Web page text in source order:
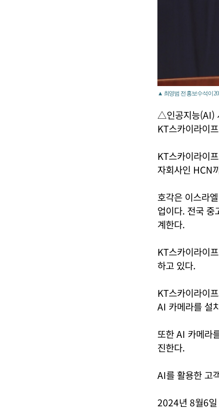
▲ 최영범 전 홍보수석이
△인공지능(AI)
KT스카이라이
KT스카이라이
자회사인 HCN
호각은 이스라
업이다. 전국 중
계한다.
KT스카이라이
하고 있다.
KT스카이라이
AI 카메라를 설
또한 AI 카메라
진한다.
AI를 활용한 고
2024년 8월6일